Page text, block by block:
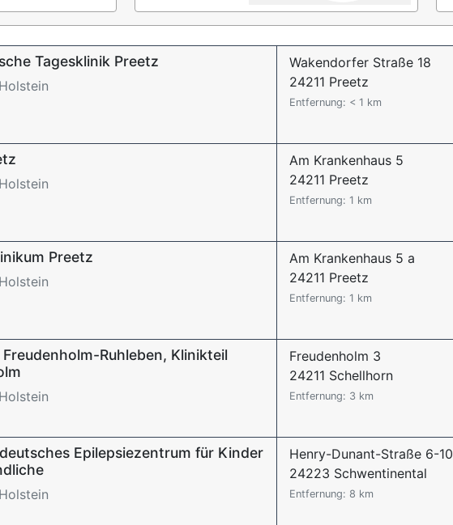
Tagesklinik Preetz
Wakendorfer Straße 18
24211 Preetz
Entfernung: < 1 km
Am Krankenhaus 5
24211 Preetz
Entfernung: 1 km
Preetz
Am Krankenhaus 5 a
24211 Preetz
Entfernung: 1 km
Ruhleben, Klinikteil
Freudenholm 3
24211 Schellhorn
Entfernung: 3 km
Epilepsiezentrum für Kinder
Henry-Dunant-Straße 6-10
24223 Schwentinental
Entfernung: 8 km